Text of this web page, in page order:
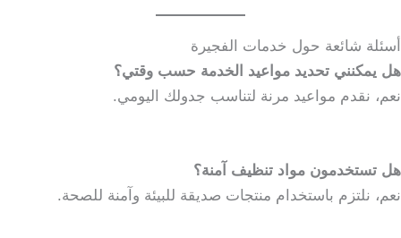
أسئلة شائعة حول خدمات الفجيرة
هل يمكنني تحديد مواعيد الخدمة حسب وقتي؟
نعم، نقدم مواعيد مرنة لتناسب جدولك اليومي.
هل تستخدمون مواد تنظيف آمنة؟
نعم، نلتزم باستخدام منتجات صديقة للبيئة وآمنة للصحة.